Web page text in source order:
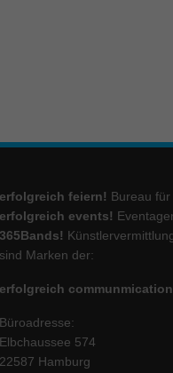
erfolgreich feiern! Bureau
erfolgreich events!
365Bands!
sind Marken der:
erfolgreich
Büroadresse:
Elbchaussee 574
22587 Hamburg